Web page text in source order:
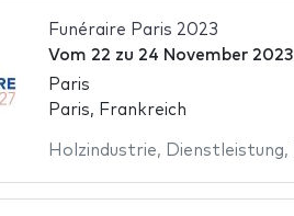
Funéraire Paris 2023
Vom 22 zu 24 November 2023
Paris
Paris, Frankreich
Holzindustrie, Dienstleistung,